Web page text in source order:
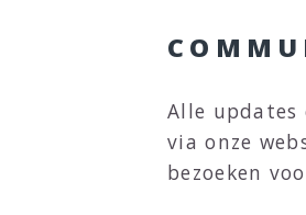
Alle
via onze
bezoeken